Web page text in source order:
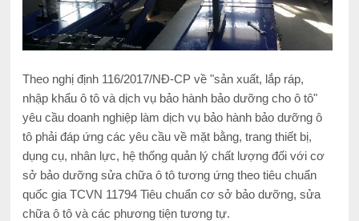
Theo nghị định 116/2017/NĐ-CP về "sản xuất, lắp ráp,
nhập khẩu ô tô và dịch vụ bảo hành bảo dưỡng cho ô tô"
yêu cầu doanh nghiệp làm dịch vụ bảo hành bảo dưỡng ô
tô phải đáp ứng các yêu cầu về mặt bằng, trang thiết bị,
dụng cụ, nhân lực, hệ thống quản lý chất lượng đối với cơ
sở bảo dưỡng sửa chữa ô tô tương ứng theo tiêu chuẩn
quốc gia TCVN 11794 Tiêu chuẩn cơ sở bảo dưỡng, sửa
chữa ô tô và các phương tiện tương tự.